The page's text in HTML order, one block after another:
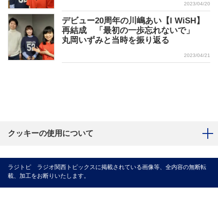
2023/04/20
デビュー20周年の川嶋あい【I WiSH】
再結成 「最初の一歩忘れないで」
丸岡いずみと当時を振り返る
2023/04/21
クッキーの使用について
ラジトピ ラジオ関西トピックスに掲載されている画像等、全内容の無断転
載、加工をお断りいたします。